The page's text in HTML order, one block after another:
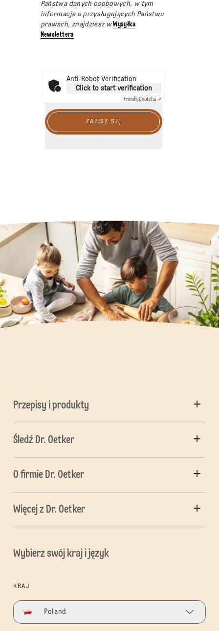
Państwa danych osobowych, w tym
informacje o przysługujących Państwu
prawach, znajdziesz wWysyłka
Newslettera
Anti-Robot Verification
Click to start verification
FriendlyCaptcha ⇗
ZAPISZ SIĘ
Przepisy i produkty
Śledź Dr. Oetker
O firmie Dr. Oetker
Więcej z Dr. Oetker
Wybierz swój kraj i język
KRAJ
Poland